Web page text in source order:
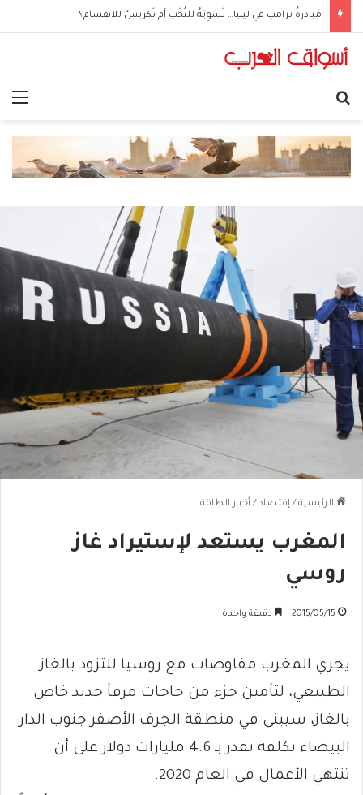
مُبادرةُ ترامب في ليبيا… تَسوِيَةٌ للنُخَب أم تَكريسٌ للانقسام؟
الرئيسية / إقتصاد / أخبار الطاقة
المغرب يستعد لإستيراد غاز
روسي
2015/05/15 دقيقة واحدة
يجري المغرب مفاوضات مع روسيا للتزود بالغاز
الطبيعي، لتأمين جزء من حاجات مرفأ جديد خاص
بالغاز، سيبنى في منطقة الجرف الأصفر جنوب الدار
البيضاء بكلفة تقدر بـ 4.6 مليارات دولار على أن
تنتهي الأعمال في العام 2020.